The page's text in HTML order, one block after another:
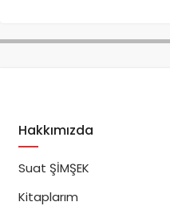
Hakkımızda
Suat ŞİMŞEK
Kitaplarım